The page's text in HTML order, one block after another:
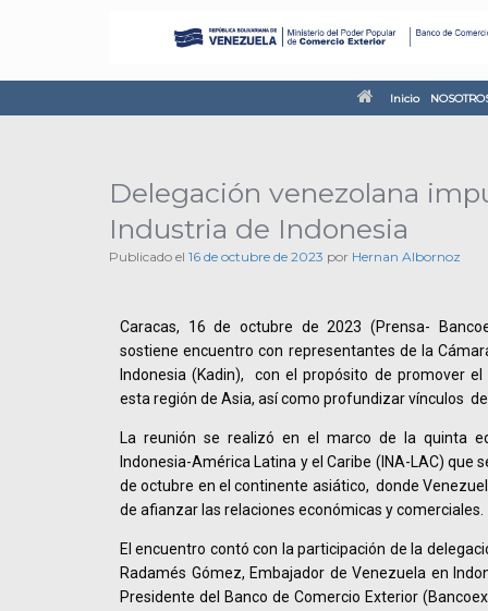
Inicio
Delegación venezolana
Industria de Indonesia
Publicado el 16 de octubre de 2023 por Hernan Albornoz
Caracas, 16 de octubre de 2023 (Prensa-
sostiene encuentro con representantes de la
Indonesia (Kadin), con el propósito de promover
esta región de Asia, así como profundizar vínculos
La reunión se realizó en el marco de la quinta
Indonesia-América Latina y el Caribe (INA-LAC) que
de octubre en el continente asiático, donde
de afianzar las relaciones económicas y comerciales.
El encuentro contó con la participación de la
Radamés Gómez, Embajador de Venezuela
Presidente del Banco de Comercio Exterior